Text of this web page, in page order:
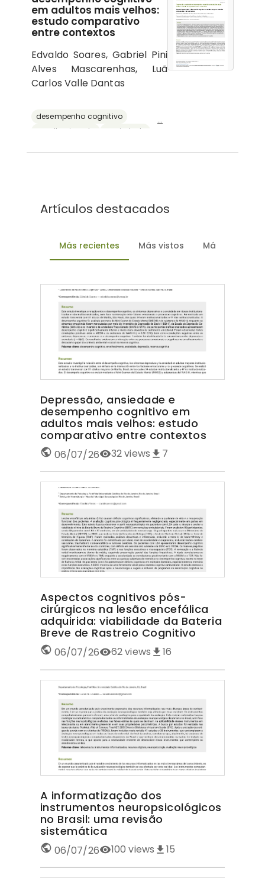
em adultos mais velhos:
estudo comparativo
entre contextos
Edvaldo Soares, Gabriel Pini
Alves Mascarenhas, Luã
Carlos Valle Dantas
desempenho cognitivo
envelhecimento
ansiedade
...
Artículos destacados
Más recientes Más vistos Más
Depressão, ansiedade e
desempenho cognitivo em
adultos mais velhos: estudo
comparativo entre contextos
06/07/26 32views 7
Aspectos cognitivos pós-
cirúrgicos na lesão encefálica
adquirida: viabilidade da Bateria
Breve de Rastreio Cognitivo
06/07/26 62views 16
A informatização dos
instrumentos neuropsicológicos
no Brasil: uma revisão
sistemática
06/07/26 100 views 15